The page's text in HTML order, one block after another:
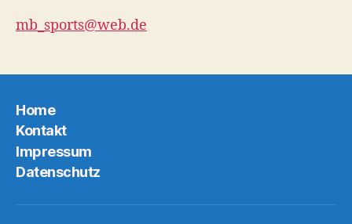
mb_sports@web.de
Home
Kontakt
Impressum
Datenschutz